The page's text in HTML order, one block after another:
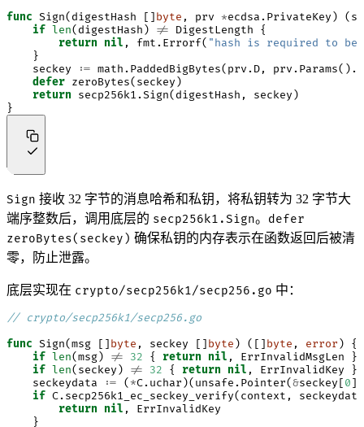
func Sign( digestHash [] byte , prv *ecdsa . PrivateKey ) (
if len( digestHash ) != DigestLength
{
return
nil , fmt . Errorf( "hash is required to be
}
seckey
:= math . PaddedBigBytes( prv . D, prv . Params().
defer zeroBytes( seckey )
return
secp256k1 .Sign( digestHash , seckey )
}
Sign 接收 32 字节的消息哈希和私钥，将私钥转为 32 字节大
端序整数后，调用底层的 secp256k1.Sign。 defer
zeroBytes(seckey) 确保私钥的内存表示在函数返回后被清
零，防止泄露。
底层实现在 crypto/secp256k1/secp256.go 中：
// crypto/secp256k1/secp256.go
func Sign(msg [] byte , seckey [] byte ) ([] byte , error )
{
if len(msg) != 32 { return nil , ErrInvalidMsgLen
}
if len( seckey ) != 32 { return nil , ErrInvalidKey
}
seckeydata
:= (*C. uchar )( unsafe . Pointer(&seckey [0
if C. secp256k1_ec_seckey_verify( context ,
seckeydata
return
nil ,
ErrInvalidKey
}